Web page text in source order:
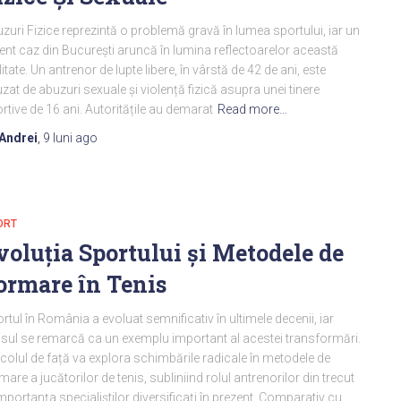
Fizice reprezintă o problemă gravă în lumea sportului, iar un
caz din București aruncă în lumina reflectoarelor această
Un antrenor de lupte libere, în vârstă de 42 de ani, este
de abuzuri sexuale și violență fizică asupra unei tinere
de 16 ani. Autoritățile au demarat Read more…
9 luni ago
Sportului și Metodele de
în Tenis
în România a evoluat semnificativ în ultimele decenii, iar
se remarcă ca un exemplu important al acestei transformări.
de față va explora schimbările radicale în metodele de
a jucătorilor de tenis, subliniind rolul antrenorilor din trecut
specialiștilor diversificați în prezent. Comparativ cu